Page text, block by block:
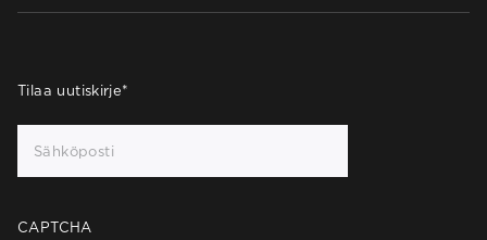
Tilaa uutiskirje*
CAPTCHA